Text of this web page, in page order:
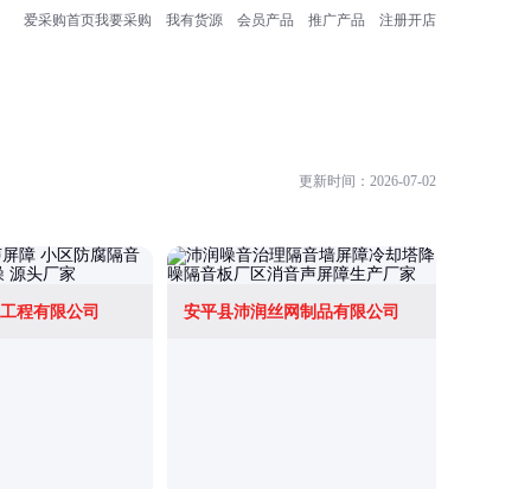
爱采购首页我要采购 我有货源 会员产品 推广产品 注册开店
更新时间：2026-07-02
程有限公司 安平县沛润丝网制品有限公司